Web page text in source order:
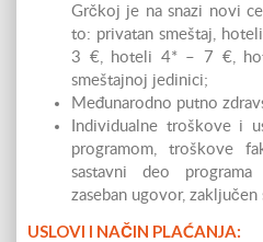
Grčkoj je na snazi novi
to: privatan smeštaj,
3 €, hoteli 4* – 7 €,
smeštajnoj jedinici;
Međunarodno putno
Individualne troškove i
programom, troškove
sastavni deo
zaseban ugovor,
USLOVI I NAČIN PLAĆANJA: